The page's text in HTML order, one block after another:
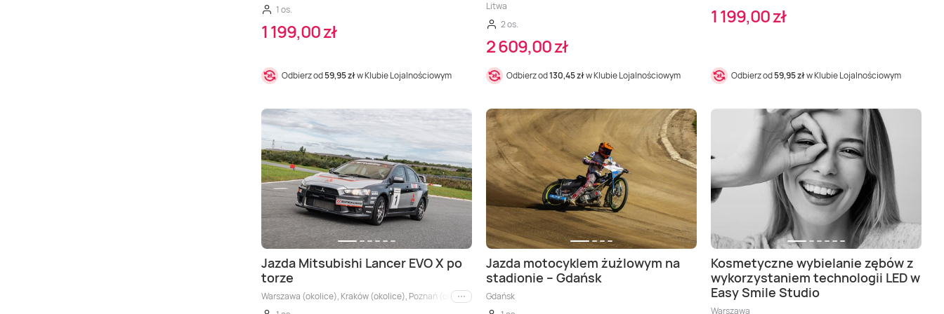
1 os.
1 199,00 zł
Odbierz od59,95 złw Klubie Lojalnościowym
Litwa
2 os.
2 609,00 zł
Odbierz od130,45 złw Klubie Lojalnościowym
1 199,00 zł
Odbierz od59,95 złw Klubie Lojalnościowym
Jazda Mitsubishi Lancer EVO X po
torze
Warszawa (okolice), Kraków (okolice), Poznań (okolice), Wrocław (okolice), Łódź (okolice), Wiele lokalizacji, Bydgoszcz (okolice), Gdańsk (okolice), Koszalin (okolice), Lublin
i inne
Jazda motocyklem żużlowym na
stadionie – Gdańsk
Gdańsk
Kosmetyczne wybielanie zębów z
wykorzystaniem technologii LED w
Easy Smile Studio
Warszawa